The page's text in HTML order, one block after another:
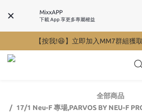
MixxAPP
下載 App 享更多專屬權益
【按我!😆】立即加入MM7群組獲
全部商品
17/1 Neu-F 專場,PARVOS BY NEU-F